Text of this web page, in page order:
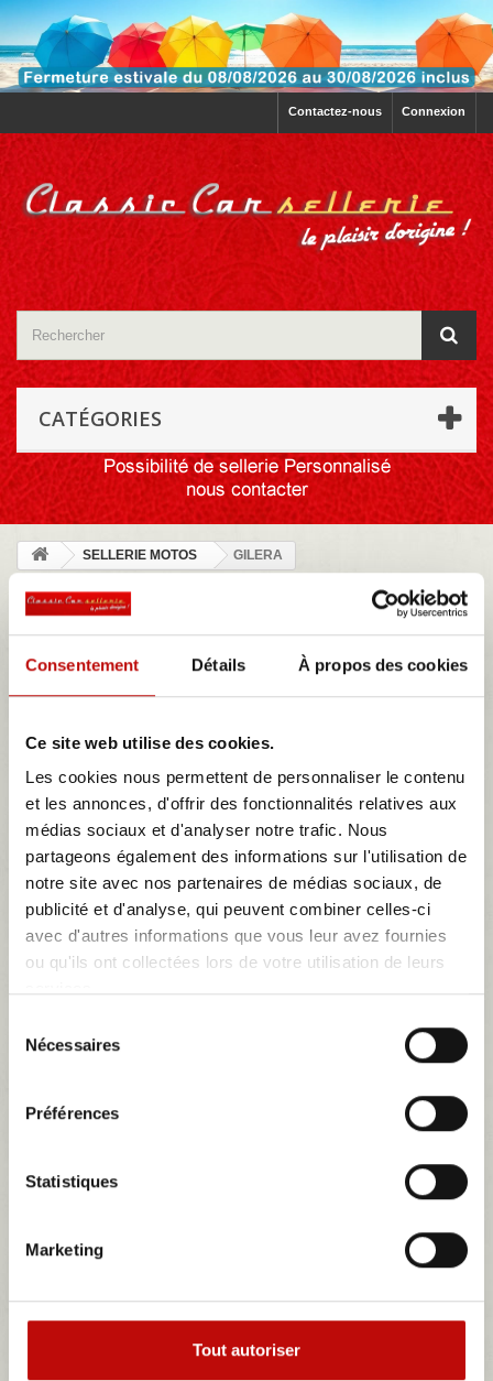
Consentement Détails À propos des cookies
Ce site web utilise des cookies.
Les cookies nous permettent de personnaliser le contenu
et les annonces, d'offrir des fonctionnalités relatives aux
médias sociaux et d'analyser notre trafic. Nous
partageons également des informations sur l'utilisation de
notre site avec nos partenaires de médias sociaux, de
publicité et d'analyse, qui peuvent combiner celles-ci
avec d'autres informations que vous leur avez fournies
ou qu'ils ont collectées lors de votre utilisation de leurs
Nécessaires
Préférences
Statistiques
Marketing
Tout autoriser
Connexion
Contactez-nous
CATÉGORIES
SELLERIE MOTOS GILERA
NOTRE MAGASIN
MES DEVIS
GILERA
Gilera est une marque italienne emblématique de motos fondée en
1909 par Giuseppe Gilera à Arcore, en Lombardie. Reconnue pour
son savoir-faire et son innovation, la marque s’est rapidement
imposée dans l’univers de la moto grâce à ses modèles
Dans les années 1930, Gilera se fait remarquer avec la Saturno,
Il n'y a aucun produit dans cette catégorie.